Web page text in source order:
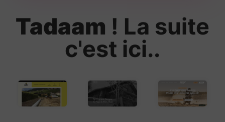
Tadaam ! La suite
c'est ici..